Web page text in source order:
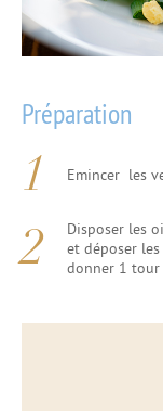
Préparation
Emincer les
Disposer les
et déposer
donner 1